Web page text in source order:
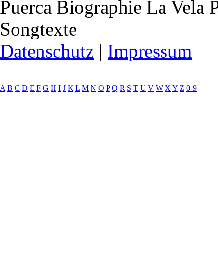
Puerca Biographie La Vela
Songtexte
Datenschutz | Impressum
A B C D E F G H I J K L M N O P Q R S T U V W X Y Z 0-9